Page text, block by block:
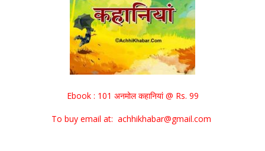
Ebook : 101 अनमोल कहानियां @ Rs. 99
To buy email at: achhikhabar@gmail.com